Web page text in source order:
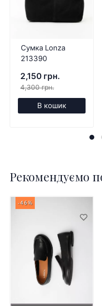
Сумка Lonza
213390
2,150 грн.
4,300 грн.
В кошик
Рекомендуємо
-46%